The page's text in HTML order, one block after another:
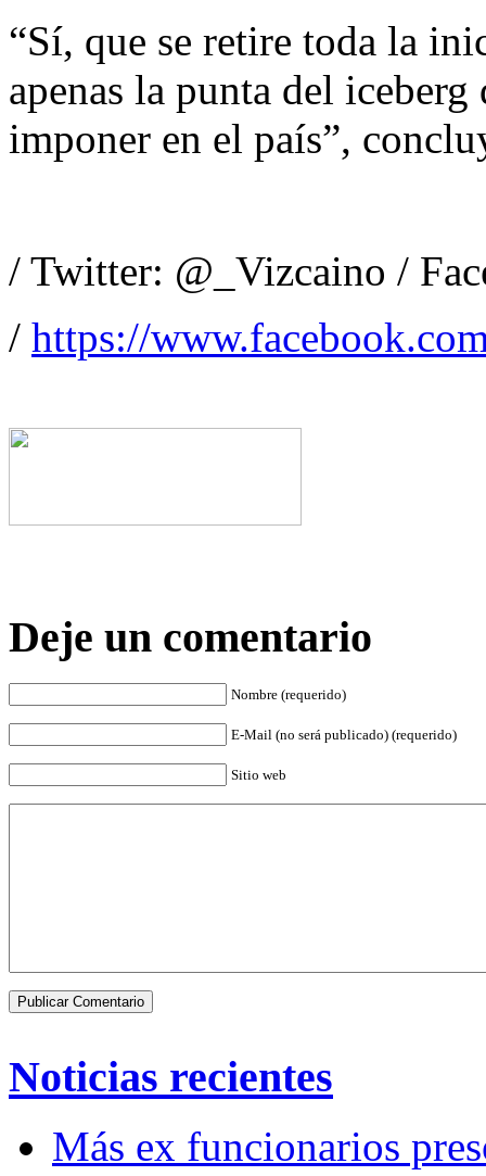
“Sí, que se retire toda la
apenas la punta del iceberg
imponer en el país”,
/ Twitter: @_Vizcaino /
/ https://
Deje un comentario
Nombre (requerido)
E-Mail (no será publicado) (requerido)
Sitio web
Noticias recientes
Más ex funcionarios